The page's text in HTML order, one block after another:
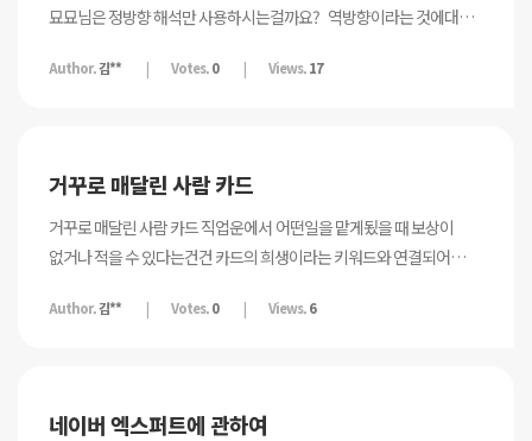
묘묘님은 정방향 해석만 사용하시는걸까요? 역방향이라는 것에대해
역방향을 공부하는것이 필수적인것인지 어떤건지 하는 의문이생기고
Author.김** Votes.0 Views.17
거꾸로 매달린 사람 카드
거꾸로 매달린 사람 카드 직업운에서 어떤일을 맡게됬을 때 보상이
없거나 적을 수 있다는건건 카드의 희생이라는 키워드와 연결되어
무엇일까요? 어떤 의미가 있는건가요?
Author.김** Votes.0 Views.6
네이버 엑스퍼트에 관하여